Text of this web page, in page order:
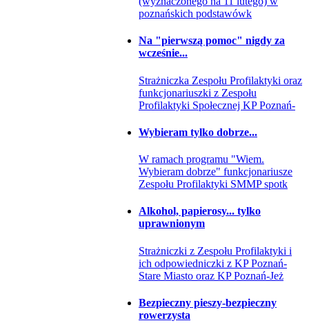
poznańskich podstawówk
Na "pierwszą pomoc" nigdy za
wcześnie...
Strażniczka Zespołu Profilaktyki oraz
funkcjonariuszki z Zespołu
Profilaktyki Społecznej KP Poznań-
Wybieram tylko dobrze...
W ramach programu "Wiem.
Wybieram dobrze" funkcjonariusze
Zespołu Profilaktyki SMMP spotk
Alkohol, papierosy... tylko
uprawnionym
Strażniczki z Zespołu Profilaktyki i
ich odpowiedniczki z KP Poznań-
Stare Miasto oraz KP Poznań-Jeż
Bezpieczny pieszy-bezpieczny
rowerzysta